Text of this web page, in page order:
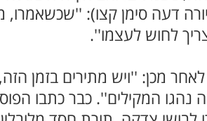
דעה סימן קצו): ''שכשאמרו,
לחוש לעצמו''.
מכן: ''ויש מתירים בזמן הזה,
נהגו המקילים''. כבר כתבו